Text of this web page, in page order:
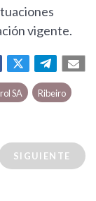
vigente.
SA Ribeiro
SIGUIENTE